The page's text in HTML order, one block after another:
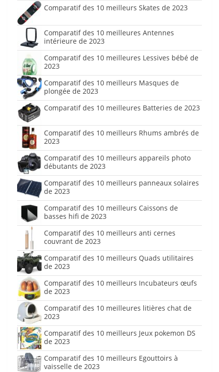
Comparatif des 10 meilleurs Skates de 2023
Comparatif des 10 meilleures Antennes
intérieure de 2023
Comparatif des 10 meilleures Lessives bébé de
2023
Comparatif des 10 meilleurs Masques de
plongée de 2023
Comparatif des 10 meilleures Batteries de 2023
Comparatif des 10 meilleurs Rhums ambrés de
2023
Comparatif des 10 meilleurs appareils photo
débutants de 2023
Comparatif des 10 meilleurs panneaux solaires
de 2023
Comparatif des 10 meilleurs Caissons de
basses hifi de 2023
Comparatif des 10 meilleurs anti cernes
couvrant de 2023
Comparatif des 10 meilleurs Quads utilitaires
de 2023
Comparatif des 10 meilleurs Incubateurs œufs
de 2023
Comparatif des 10 meilleures litières chat de
2023
Comparatif des 10 meilleurs Jeux pokemon DS
de 2023
Comparatif des 10 meilleurs Egouttoirs à
vaisselle de 2023